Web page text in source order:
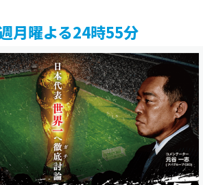
月曜よる24時55分